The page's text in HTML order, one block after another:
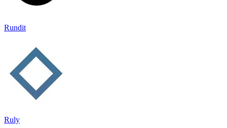
Rundit
Ruly